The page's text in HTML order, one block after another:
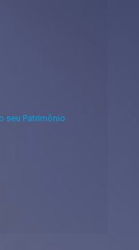
seu Patrimônio